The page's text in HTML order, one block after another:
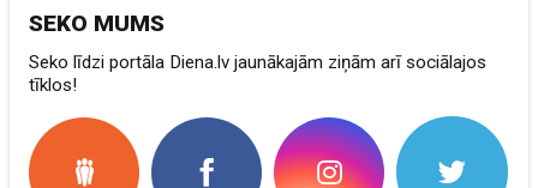
SEKO MUMS
Seko līdzi portāla Diena.lv jaunākajām ziņām arī sociālajos
tīklos!